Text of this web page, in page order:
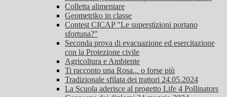
Colletta alimentare
Geometriko in classe
Contest CICAP "Le superstizioni portano
sfortuna?"
Seconda prova di evacuazione ed esercitazione
con la Protezione civile
Agricoltura e Ambiente
Ti racconto una Rosa... o forse più
Tradizionale sfilata dei trattori 24.05.2024
La Scuola aderisce al progetto Life 4 Pollinators